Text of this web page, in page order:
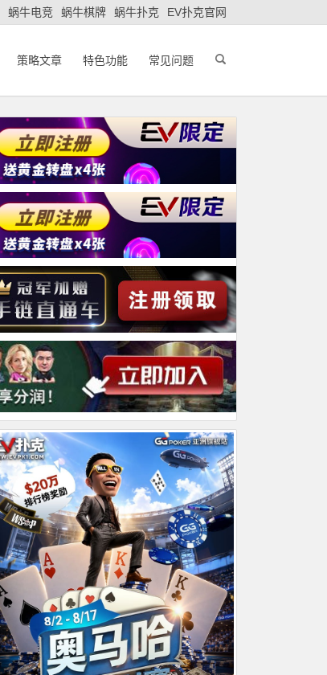
蜗牛电竞 蜗牛棋牌 蜗牛扑克 EV扑克官网
策略文章 特色功能 常见问题